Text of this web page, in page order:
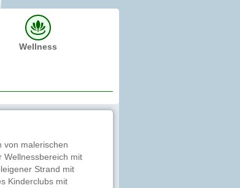
Wellness
von malerischen
Wellnessbereich mit
Strand mit
Kinderclubs mit